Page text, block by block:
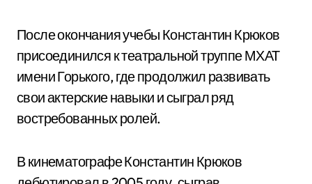
После окончания учебы Константин Крюков
присоединился к театральной труппе МХАТ
имени Горького, где продолжил развивать
свои актерские навыки и сыграл ряд
востребованных ролей.
В кинематографе Константин Крюков